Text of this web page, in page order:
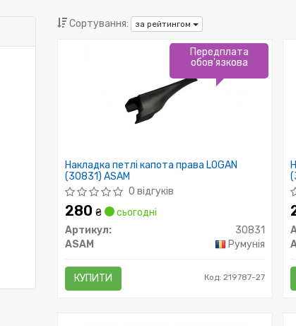
Сортування: за рейтингом
Накладка петлі капота права LOGAN
(30831) ASAM
0 відгуків
280 ₴
сьогодні
Артикул:
30831
ASAM
Румунія
КУПИТИ Код: 219787-27
Передплата
обов'язкова